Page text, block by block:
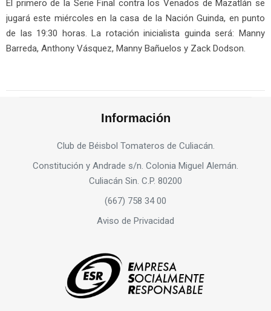
El primero de la Serie Final contra los Venados de Mazatlán se
jugará este miércoles en la casa de la Nación Guinda, en punto
de las 19:30 horas. La rotación inicialista guinda será: Manny
Barreda, Anthony Vásquez, Manny Bañuelos y Zack Dodson.
Información
Club de Béisbol Tomateros de Culiacán.
Constitución y Andrade s/n. Colonia Miguel Alemán.
Culiacán Sin. C.P. 80200
(667) 758 34 00
Aviso de Privacidad